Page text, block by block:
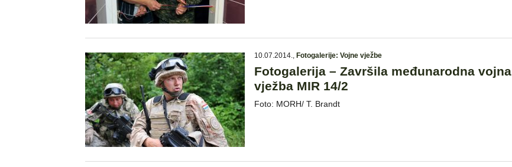
10.07.2014., Fotogalerije: Vojne vježbe
Fotogalerija – Završila međunarodna vojna
vježba MIR 14/2
Foto: MORH/ T. Brandt